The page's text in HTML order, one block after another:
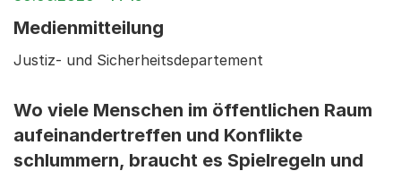
Medienmitteilung
Justiz- und Sicherheitsdepartement
Wo viele Menschen im öffentlichen Raum
aufeinandertreffen und Konflikte
schlummern, braucht es Spielregeln und